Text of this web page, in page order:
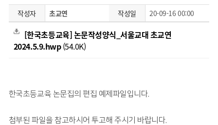
작성자 초교연 작성일 20-09-16 00:00
[한국초등교육] 논문작성양식_서울교대 초교연
2024.5.9.hwp(54.0K)
한국초등교육 논문집의 편집 예제파일입니다.
첨부된 파일을 참고하시어 투고해 주시기 바랍니다.